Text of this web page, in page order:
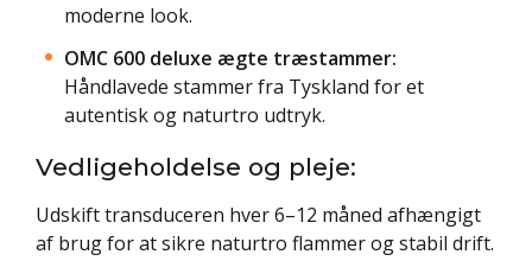
moderne look.
OMC 600 deluxe ægte træstammer:
Håndlavede stammer fra Tyskland for et
autentisk og naturtro udtryk.
Vedligeholdelse og pleje:
Udskift transduceren hver 6–12 måned afhængigt
af brug for at sikre naturtro flammer og stabil drift.